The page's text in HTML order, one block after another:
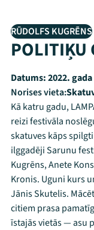
RŪDOLFS KUGRĒNS
POLITIĶU
Datums:2022.
Norises vieta:
Kā katru gadu,
reizi festivāla
skatuves kāps
ilggadēji Sarunu
Kugrēns, Anete
Kronis. Uguni kurs
Jānis Skutelis.
citiem prasa
īstajās vietās — asu